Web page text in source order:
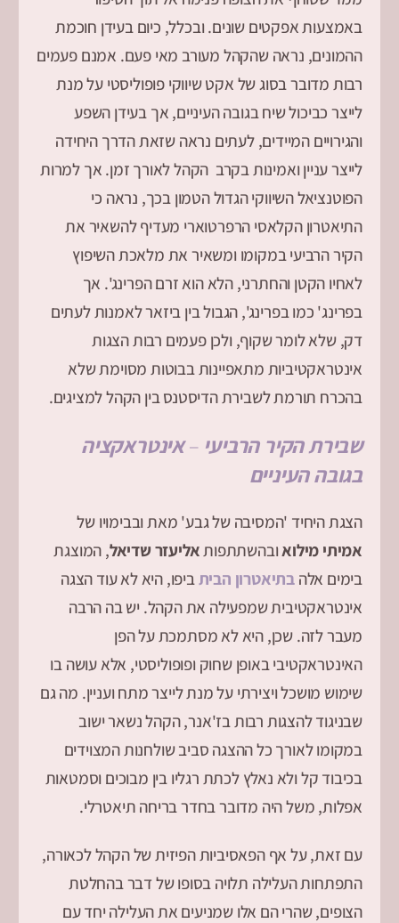
באמצעות אפקטים שונים. ובכלל, כיום בעידן חוכמת
ההמונים, נראה שהקהל מעורב מאי פעם. אמנם פעמים
רבות מדובר בסוג של אקט שיווקי פופוליסטי על מנת
לייצר כביכול שיח בגובה העיניים, אך בעידן השפע
והגירויים המיידים, לעתים נראה שזאת הדרך היחידה
לייצר עניין ואמינות בקרב הקהל לאורך זמן. אך למרות
הפוטנציאל השיווקי הגדול הטמון בכך, נראה כי
התיאטרון הקלאסי הרפרטוארי מעדיף להשאיר את
הקיר הרביעי במקומו ומשאיר את מלאכת השיפוץ
לאחיו הקטן והחתרני, הלא הוא זרם הפרינג'. אך
בפרינג' כמו בפרינג', הגבול בין ביזאר לאמנות לעתים
דק, שלא לומר שקוף, ולכן פעמים רבות הצגות
אינטראקטיביות מתאפיינות בבוטות מסוימת שלא
בהכרח תורמת לשבירת הדיסטנס בין הקהל למציגים.
שבירת הקיר הרביעי –אינטראקציה
בגובה העיניים
הצגת היחיד 'המסיבה של גבע' מאת ובבימויו של
אמיתי מילואובהשתתפות אליעזר שדיאל, המוצגת
בימים אלה בתיאטרון הבית ביפו, היא לא עוד הצגה
אינטראקטיבית שמפעילה את הקהל. יש בה הרבה
מעבר לזה. שכן, היא לא מסתמכת על הפן
האינטראקטיבי באופן שחוק ופופוליסטי, אלא עושה בו
שימוש מושכל ויצירתי על מנת לייצר מתח ועניין. מה גם
שבניגוד להצגות רבות בז'אנר, הקהל נשאר ישוב
במקומו לאורך כל ההצגה סביב שולחנות המצוידים
בכיבוד קל ולא נאלץ לכתת רגליו בין מבוכים וסמטאות
אפלות, משל היה מדובר בחדר בריחה תיאטרלי.
עם זאת, על אף הפאסיביות הפיזית של הקהל לכאורה,
התפתחות העלילה תלויה בסופו של דבר בהחלטת
הצופים, שהרי הם אלו שמניעים את העלילה יחד עם